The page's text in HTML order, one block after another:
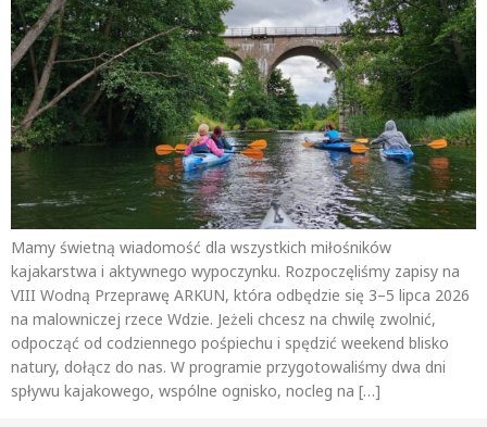
Mamy świetną wiadomość dla wszystkich miłośników
kajakarstwa i aktywnego wypoczynku. Rozpoczęliśmy zapisy na
VIII Wodną Przeprawę ARKUN, która odbędzie się 3–5 lipca 2026
na malowniczej rzece Wdzie. Jeżeli chcesz na chwilę zwolnić,
odpocząć od codziennego pośpiechu i spędzić weekend blisko
natury, dołącz do nas. W programie przygotowaliśmy dwa dni
spływu kajakowego, wspólne ognisko, nocleg na […]